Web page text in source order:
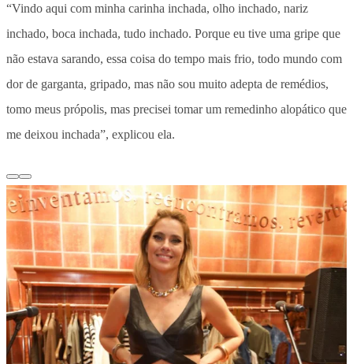
“Vindo aqui com minha carinha inchada, olho inchado, nariz
inchado, boca inchada, tudo inchado. Porque eu tive uma gripe que
não estava sarando, essa coisa do tempo mais frio, todo mundo com
dor de garganta, gripado, mas não sou muito adepta de remédios,
tomo meus própolis, mas precisei tomar um remedinho alopático que
me deixou inchada”, explicou ela.